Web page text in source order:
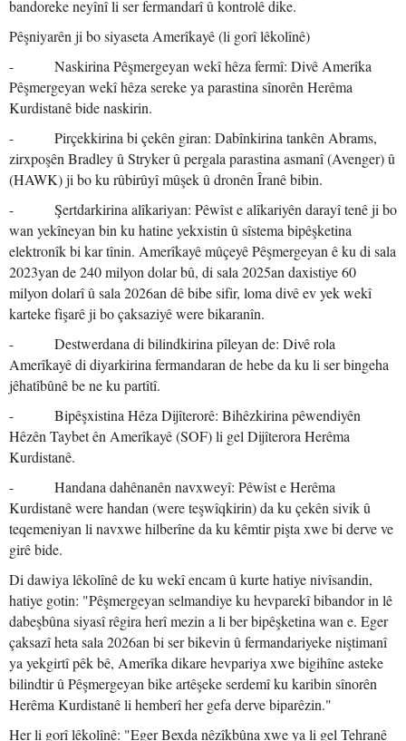
bandoreke neyînî li ser fermandarî û kontrolê dike.
Pêşniyarên ji bo siyaseta Amerîkayê (li gorî lêkolînê)
- Naskirina Pêşmergeyan wekî hêza fermî: Divê Amerîka
Pêşmergeyan wekî hêza sereke ya parastina sînorên Herêma
Kurdistanê bide naskirin.
- Pirçekkirina bi çekên giran: Dabînkirina tankên Abrams,
zirxpoşên Bradley û Stryker û pergala parastina asmanî (Avenger) û
(HAWK) ji bo ku rûbirûyî mûşek û dronên Îranê bibin.
- Şertdarkirina alîkariyan: Pêwîst e alîkariyên darayî tenê ji bo
wan yekîneyan bin ku hatine yekxistin û sîstema bipêşketina
elektronîk bi kar tînin. Amerîkayê mûçeyê Pêşmergeyan ê ku di sala
2023yan de 240 milyon dolar bû, di sala 2025an daxistiye 60
milyon dolarî û sala 2026an dê bibe sifir, loma divê ev yek wekî
karteke fişarê ji bo çaksaziyê were bikaranîn.
- Destwerdana di bilindkirina pîleyan de: Divê rola
Amerîkayê di diyarkirina fermandaran de hebe da ku li ser bingeha
jêhatîbûnê be ne ku partîtî.
- Bipêşxistina Hêza Dijîterorê: Bihêzkirina pêwendiyên
Hêzên Taybet ên Amerîkayê (SOF) li gel Dijîterora Herêma
Kurdistanê.
- Handana dahênanên navxweyî: Pêwîst e Herêma
Kurdistanê were handan (were teşwîqkirin) da ku çekên sivik û
teqemeniyan li navxwe hilberîne da ku kêmtir pişta xwe bi derve ve
girê bide.
Di dawiya lêkolînê de ku wekî encam û kurte hatiye nivîsandin,
hatiye gotin: "Pêşmergeyan selmandiye ku hevparekî bibandor in lê
dabeşbûna siyasî rêgira herî mezin a li ber bipêşketina wan e. Eger
çaksazî heta sala 2026an bi ser bikevin û fermandariyeke niştimanî
ya yekgirtî pêk bê, Amerîka dikare hevpariya xwe bigihîne asteke
bilindtir û Pêşmergeyan bike artêşeke serdemî ku karibin sînorên
Herêma Kurdistanê li hemberî her gefa derve biparêzin."
Her li gorî lêkolînê: "Eger Bexda nêzîkbûna xwe ya li gel Tehranê